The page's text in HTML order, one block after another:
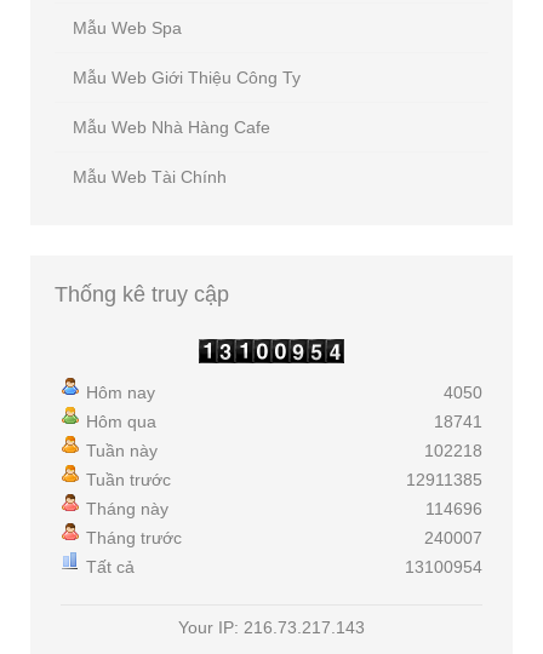
Mẫu Web Spa
Mẫu Web Giới Thiệu Công Ty
Mẫu Web Nhà Hàng Cafe
Mẫu Web Tài Chính
Thống kê truy cập
Hôm nay
Hôm qua
Tuần này
Tuần trước
Tháng này
Tháng trước
Tất cả
4050
18741
102218
12911385
114696
240007
13100954
Your IP: 216.73.217.143